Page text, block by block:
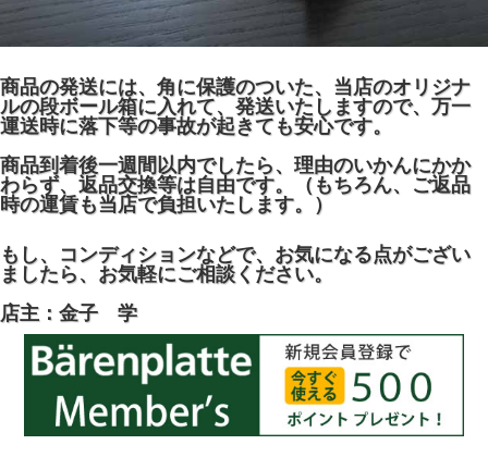
商品の発送には、角に保護のついた、当店のオリジナ
ルの段ボール箱に入れて、発送いたしますので、万一
運送時に落下等の事故が起きても安心です。
商品到着後一週間以内でしたら、理由のいかんにかか
わらず、返品交換等は自由です。（もちろん、ご返品
時の運賃も当店で負担いたします。）
もし、コンディションなどで、お気になる点がござい
ましたら、お気軽にご相談ください。
店主：金子 学